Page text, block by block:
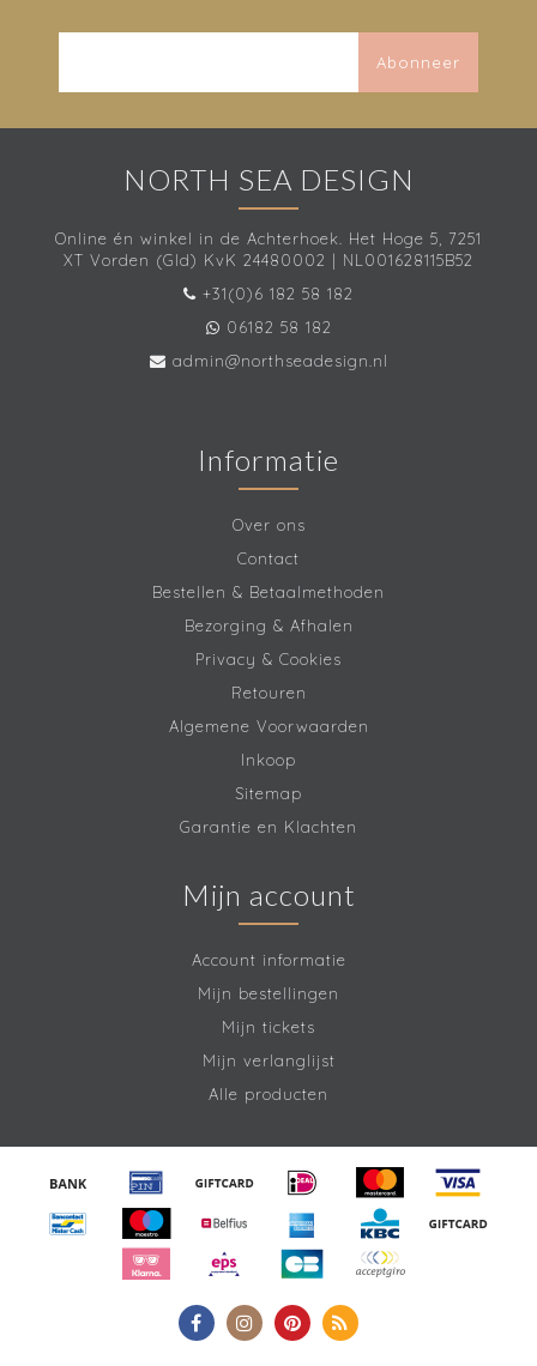
Abonneer
NORTH SEA DESIGN
Online én winkel in de Achterhoek. Het Hoge 5, 7251
XT Vorden (Gld) KvK 24480002 | NL001628115B52
+31(0)6 182 58 182
06182 58 182
admin@northseadesign.nl
Informatie
Over ons
Contact
Bestellen & Betaalmethoden
Bezorging & Afhalen
Privacy & Cookies
Retouren
Algemene Voorwaarden
Inkoop
Sitemap
Garantie en Klachten
Mijn account
Account informatie
Mijn bestellingen
Mijn tickets
Mijn verlanglijst
Alle producten